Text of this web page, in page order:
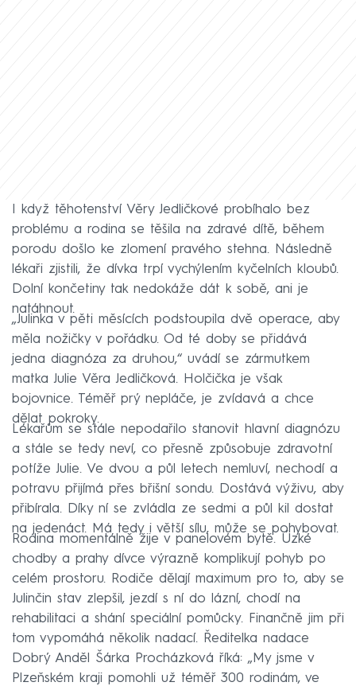
I když těhotenství Věry Jedličkové probíhalo bez
problému a rodina se těšila na zdravé dítě, během
porodu došlo ke zlomení pravého stehna. Následně
lékaři zjistili, že dívka trpí vychýlením kyčelních kloubů.
Dolní končetiny tak nedokáže dát k sobě, ani je
natáhnout.
„Julinka v pěti měsících podstoupila dvě operace, aby
měla nožičky v pořádku. Od té doby se přidává
jedna diagnóza za druhou,“ uvádí se zármutkem
matka Julie Věra Jedličková. Holčička je však
bojovnice. Téměř prý nepláče, je zvídavá a chce
dělat pokroky.
Lékařům se stále nepodařilo stanovit hlavní diagnózu
a stále se tedy neví, co přesně způsobuje zdravotní
potíže Julie. Ve dvou a půl letech nemluví, nechodí a
potravu přijímá přes břišní sondu. Dostává výživu, aby
přibírala. Díky ní se zvládla ze sedmi a půl kil dostat
na jedenáct. Má tedy i větší sílu, může se pohybovat.
Rodina momentálně žije v panelovém bytě. Úzké
chodby a prahy dívce výrazně komplikují pohyb po
celém prostoru. Rodiče dělají maximum pro to, aby se
Julinčin stav zlepšil, jezdí s ní do lázní, chodí na
rehabilitaci a shání speciální pomůcky. Finančně jim při
tom vypomáhá několik nadací. Ředitelka nadace
Dobrý Anděl Šárka Procházková říká: „My jsme v
Plzeňském kraji pomohli už téměř 300 rodinám, ve